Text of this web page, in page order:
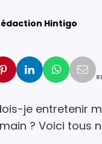
Hintigo
PinterestLinkedin
je entretenir
? Voici tous